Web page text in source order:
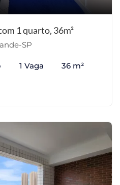
1 quarto, 36m²
SP
1 Vaga 36 m²